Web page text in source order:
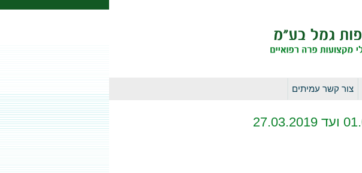
צור קשר עמיתים